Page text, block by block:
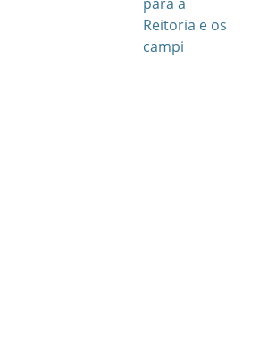
para a
Reitoria e os
campi